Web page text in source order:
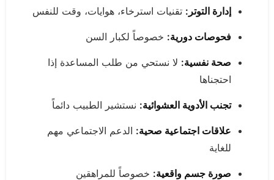
إدارة التوتر: تقنيات استرخاء، هوايات، وقت للنفس
فحوصات دورية: خصوصاً لكبار السن
صحة نفسية: لا نستحي من طلب المساعدة إذا
احتجناها
تجنب الأدوية العشوائية: نستشير الطبيب دائماً
علاقات اجتماعية صحية: الدعم الاجتماعي مهم
للغاية
صورة جسم واقعية: خصوصاً للمراهقين